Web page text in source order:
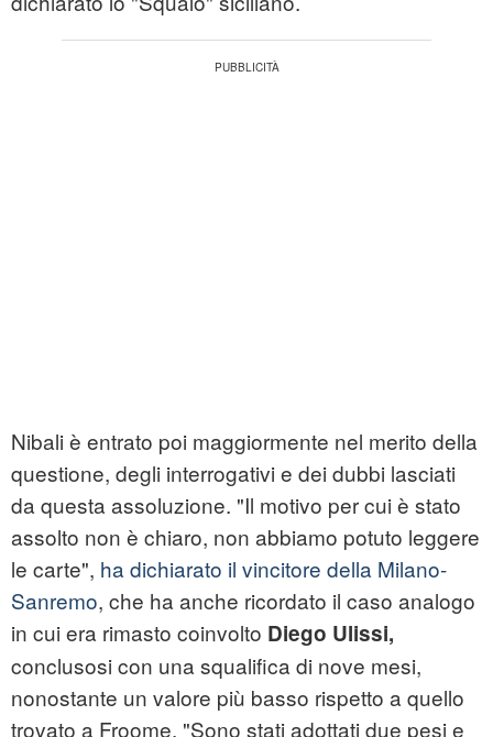
Nibali è entrato poi maggiormente nel merito della
questione, degli interrogativi e dei dubbi lasciati
da questa assoluzione. "Il motivo per cui è stato
assolto non è chiaro, non abbiamo potuto leggere
le carte", ha dichiarato il vincitore della Milano-
Sanremo, che ha anche ricordato il caso analogo
in cui era rimasto coinvolto Diego Ulissi,
conclusosi con una squalifica di nove mesi,
nonostante un valore più basso rispetto a quello
trovato a Froome. "Sono stati adottati due pesi e